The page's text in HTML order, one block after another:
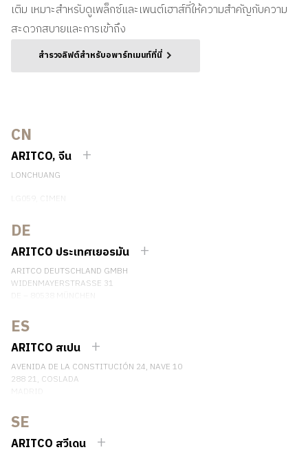
เติม เหมาะสำหรับดูเพล็กซ์และเพนต์เฮาส์ที่ให้ความสำคัญกับความ
สะดวกสบายและการเข้าถึง
สํารวจลิฟต์สําหรับอพาร์ทเมนท์ที่นี่
CN
ARITCO, จีน
LONCHUANG
LG059, CIMEN
SHANGHAI, CHINA
EMAIL:INFO.CHINA@ARITCO.COM
เบอร์โทรศัพท์: +86 400 6233 121
ติดต่อเรา
DE
ARITCO ประเทศเยอรมัน
ARITCO DEUTSCHLAND GMBH
WIDENMAYERSTRASSE 31
เบอร์โทรศัพท์: +49 7123 9597272
ติดต่อเรา
ES
ARITCO สเปน
AVENIDA DE LA CONSTITUCIÓN 24, NAVE 10
288 21, COSLADA
เบอร์โทรศัพท์: (+34) 918 622 552
ติดต่อเรา
SE
ARITCO สวีเดน